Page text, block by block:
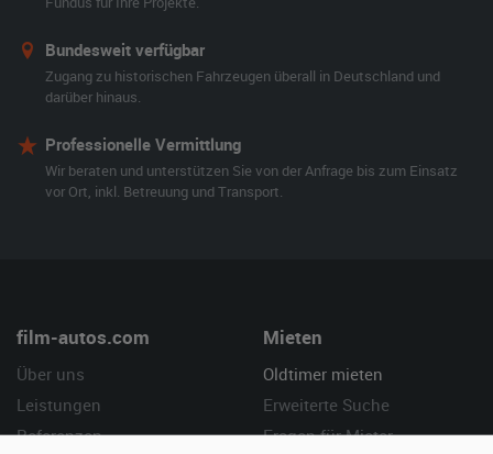
Bundesweit verfügbar
Zugang zu historischen Fahrzeugen überall in Deutschland und
darüber hinaus.
Professionelle Vermittlung
Wir beraten und unterstützen Sie von der Anfrage bis zum Einsatz
vor Ort, inkl. Betreuung und Transport.
film-autos.com
Über uns
Leistungen
Referenzen
Mieten
Oldtimer mieten
Erweiterte Suche
Fragen für Mieter